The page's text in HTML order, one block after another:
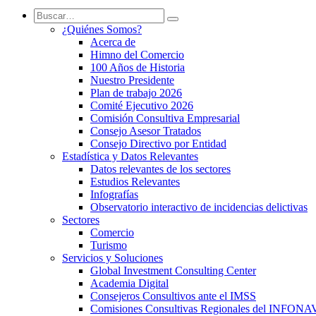
¿Quiénes Somos?
Acerca de
Himno del Comercio
100 Años de Historia
Nuestro Presidente
Plan de trabajo 2026
Comité Ejecutivo 2026
Comisión Consultiva Empresarial
Consejo Asesor Tratados
Consejo Directivo por Entidad
Estadística y Datos Relevantes
Datos relevantes de los sectores
Estudios Relevantes
Infografías
Observatorio interactivo de incidencias delictivas
Sectores
Comercio
Turismo
Servicios y Soluciones
Global Investment Consulting Center
Academia Digital
Consejeros Consultivos ante el IMSS
Comisiones Consultivas Regionales del